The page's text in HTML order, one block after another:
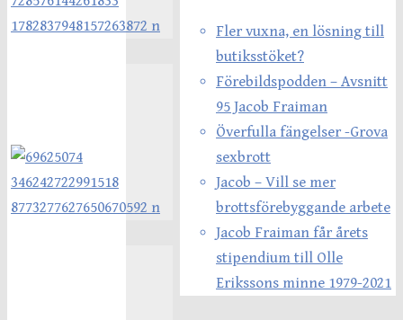
Fler vuxna, en lösning till
butiksstöket?
Förebildspodden – Avsnitt
95 Jacob Fraiman
Överfulla fängelser -Grova
sexbrott
Jacob – Vill se mer
brottsförebyggande arbete
Jacob Fraiman får årets
stipendium till Olle
Erikssons minne 1979-2021